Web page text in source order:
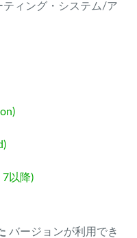
ティング・システム/ア
以降)
バージョンが利用でき